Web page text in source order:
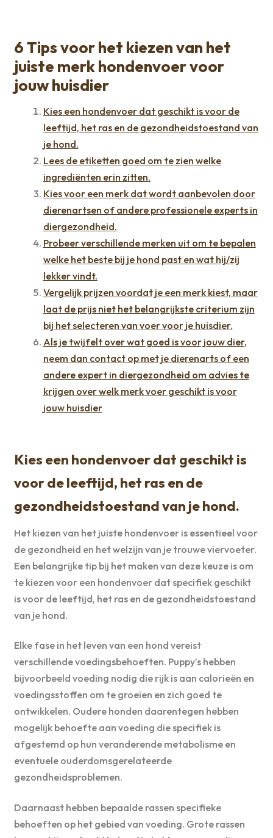
6 Tips voor het kiezen van het
juiste merk hondenvoer voor
jouw huisdier
Kies een hondenvoer dat geschikt is voor de
leeftijd, het ras en de gezondheidstoestand van
je hond.
Lees de etiketten goed om te zien welke
ingrediënten erin zitten.
Kies voor een merk dat wordt aanbevolen door
dierenartsen of andere professionele experts in
diergezondheid.
Probeer verschillende merken uit om te bepalen
welke het beste bij je hond past en wat hij/zij
lekker vindt.
Vergelijk prijzen voordat je een merk kiest, maar
laat de prijs niet het belangrijkste criterium zijn
bij het selecteren van voer voor je huisdier.
Als je twijfelt over wat goed is voor jouw dier,
neem dan contact op met je dierenarts of een
andere expert in diergezondheid om advies te
krijgen over welk merk voer geschikt is voor
jouw huisdier
Kies een hondenvoer dat geschikt is
voor de leeftijd, het ras en de
gezondheidstoestand van je hond.
Het kiezen van het juiste hondenvoer is essentieel voor
de gezondheid en het welzijn van je trouwe viervoeter.
Een belangrijke tip bij het maken van deze keuze is om
te kiezen voor een hondenvoer dat specifiek geschikt
is voor de leeftijd, het ras en de gezondheidstoestand
van je hond.
Elke fase in het leven van een hond vereist
verschillende voedingsbehoeften. Puppy’s hebben
bijvoorbeeld voeding nodig die rijk is aan calorieën en
voedingsstoffen om te groeien en zich goed te
ontwikkelen. Oudere honden daarentegen hebben
mogelijk behoefte aan voeding die specifiek is
afgestemd op hun veranderende metabolisme en
eventuele ouderdomsgerelateerde
gezondheidsproblemen.
Daarnaast hebben bepaalde rassen specifieke
behoeften op het gebied van voeding. Grote rassen